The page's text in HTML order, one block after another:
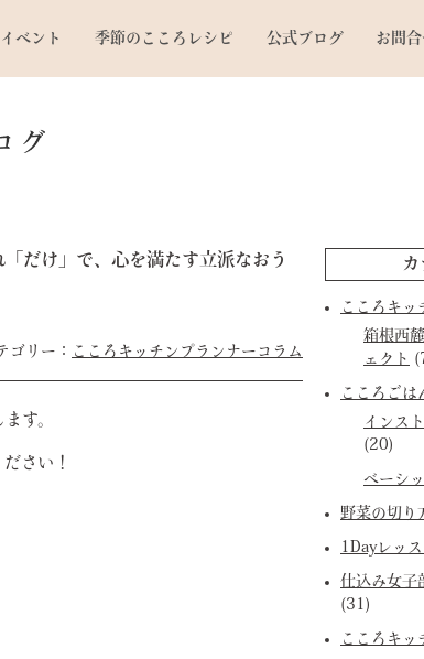
ベント 季節のこころレシピ 公式ブログ お問合
だけ」で、心を満たす立派なおう
こころキッチンプランナーコラム
す。
さい！
カ
こころキッ
箱根西
ェクト
こころごは
インス
(20)
ベーシ
野菜の切り
1Dayレッス
仕込み女子
(31)
こころキッ